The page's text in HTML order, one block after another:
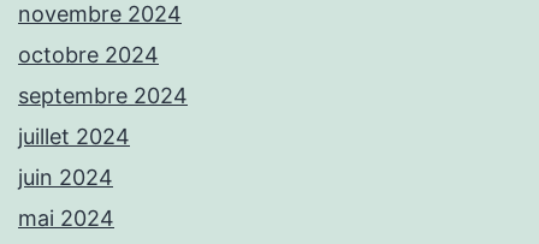
novembre 2024
octobre 2024
septembre 2024
juillet 2024
juin 2024
mai 2024